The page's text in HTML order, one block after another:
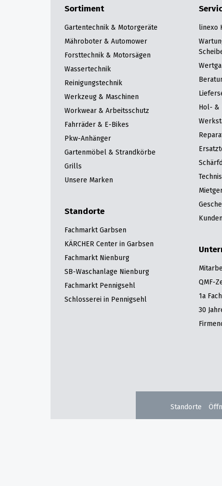
Sortiment
Gartentechnik & Motorgeräte
Mähroboter & Automower
Forsttechnik & Motorsägen
Wassertechnik
Reinigungstechnik
Werkzeug & Maschinen
Workwear & Arbeitsschutz
Fahrräder & E-Bikes
Pkw-Anhänger
Gartenmöbel & Strandkörbe
Grills
Unsere Marken
Standorte
Fachmarkt Garbsen
KÄRCHER Center in Garbsen
Fachmarkt Nienburg
SB-Waschanlage Nienburg
Fachmarkt Pennigsehl
Schlosserei in Pennigsehl
linexo
Hol- &
QMF-
1a
30
Standorte